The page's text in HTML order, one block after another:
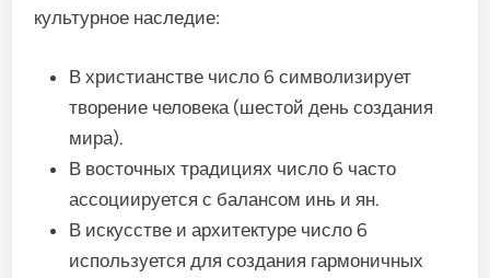
культурное наследие:
В христианстве число 6 символизирует
творение человека (шестой день создания
мира).
В восточных традициях число 6 часто
ассоциируется с балансом инь и ян.
В искусстве и архитектуре число 6
используется для создания гармоничных